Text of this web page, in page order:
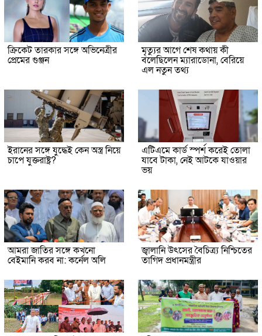
ক্রিকেট তারকার সঙ্গে অভিনেত্রীর
প্রেমের গুঞ্জন
মৃত্যুর আগে শেষ কথায় কী
বলেছিলেন ম্যারাডোনা, বেরিয়ে
এল নতুন তথ্য
ইরানের সঙ্গে যুদ্ধেই কেন অস্ত্র নিয়ে
চাপে যুক্তরাষ্ট্র?
এটিএমে কার্ড স্পর্শ করেই তোলা
যাবে টাকা, নেই আটকে যাওয়ার
ভয়
আমরা জাতির সঙ্গে কখনো
বেইমানি করব না: কর্নেল অলি
জ্বালানি উৎসের বৈচিত্র্য নিশ্চিতের
তাগিদ প্রধানমন্ত্রীর